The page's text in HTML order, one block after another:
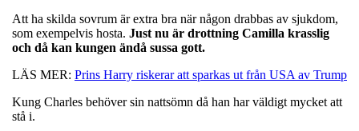
Att ha skilda sovrum är extra bra när någon drabbas av sjukdom,
som exempelvis hosta. Just nu är drottning Camilla krasslig
och då kan kungen ändå sussa gott.
LÄS MER: Prins Harry riskerar att sparkas ut från USA av Trump
Kung Charles behöver sin nattsömn då han har väldigt mycket att
stå i.